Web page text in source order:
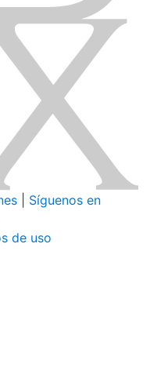
Síguenos en
de uso